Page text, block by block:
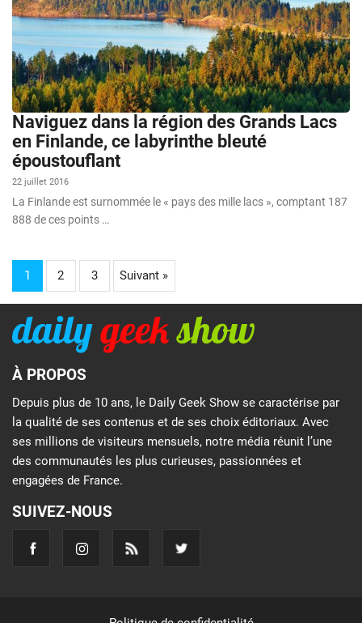
Naviguez dans la région des Grands Lacs
en Finlande, ce labyrinthe bleuté
époustouflant
22 juillet 2016
La Finlande est surnommée le « pays des mille lacs », comptant 187
888 de ces points …
1 2 3 Suivant »
À PROPOS
Depuis plus de 10 ans, le Daily Geek Show se caractérise par
la qualité de ses contenus et de ses choix éditoriaux. Avec
ses millions de visiteurs mensuels, notre média réunit l’une
des communautés les plus curieuses, passionnées et
engagées de France.
SUIVEZ-NOUS